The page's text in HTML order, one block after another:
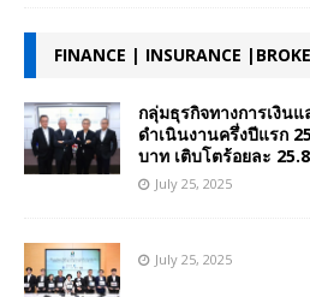
FINANCE | INSURANCE
กลุ่มธุรกิจทางการเงิน
ดำเนินงานครึ่งปีแรก
บาท เติบโตร้อยละ
July 25, 2025
July 25, 2025